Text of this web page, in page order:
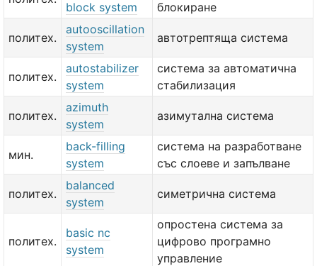
block system блокиране
политех.
autooscillation
system
автотрептяща система
политех.
autostabilizer
system
система за автоматична
стабилизация
политех.
azimuth
system
азимутална система
мин.
back-filling
system
система на разработване
със слоеве и запълване
политех.
balanced
system
симетрична система
политех.
basic nc
system
опростена система за
цифрово програмно
управление